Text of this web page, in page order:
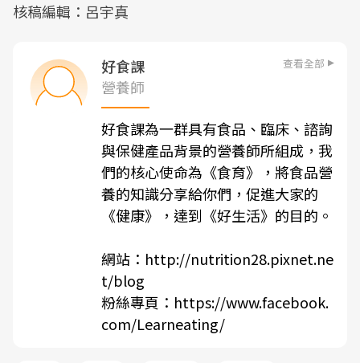
核稿編輯：呂宇真
好食課 查看全部
營養師
好食課為一群具有食品、臨床、諮詢
與保健產品背景的營養師所組成，我
們的核心使命為《食育》，將食品營
養的知識分享給你們，促進大家的
《健康》，達到《好生活》的目的。
網站： http://nutrition28.pixnet.ne
t/blog
粉絲專頁： https://www.facebook.
com/Learneating/